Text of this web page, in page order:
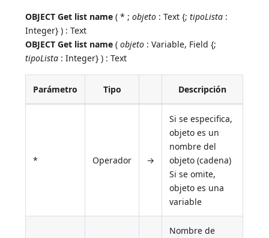
OBJECT Get list name ( * ;objeto : Text {;tipoLista :
Integer} ) : Text
OBJECT Get list name (objeto : Variable, Field {;
tipoLista : Integer} ) : Text
Parámetro Tipo Descripción
* Operador →
Si se especifica,
objeto es un
nombre del
objeto (cadena)
Si se omite,
objeto es una
variable
Nombre de